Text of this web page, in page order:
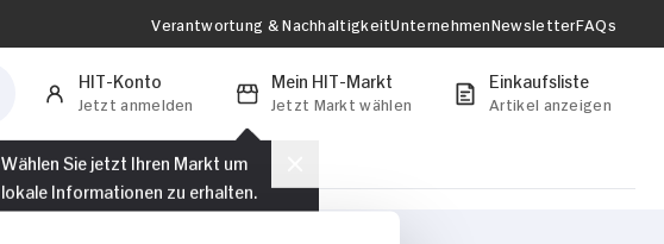
Verantwortung & NachhaltigkeitUnternehmenNewsletterFAQs
HIT-Konto
Jetzt anmelden
Mein HIT-Markt
Jetzt Markt wählen
Wählen Sie jetzt Ihren Markt um
lokale Informationen zu erhalten.
Markt auswählen
Einkaufsliste
Artikel anzeigen